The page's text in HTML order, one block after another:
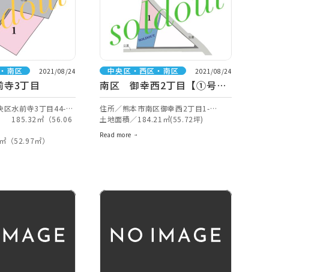
南区 2021/08/24
3丁目
区水前寺3丁目44-6
185.32㎡（56.06
（52.97㎡）
中央区・西区・南区 2021/08/24
南区 御幸西2丁目【①号
地】
住所／熊本市南区御幸西2丁目1-
16【ナビ検索】
土地面積／184.21㎡(55.72坪)
Read more